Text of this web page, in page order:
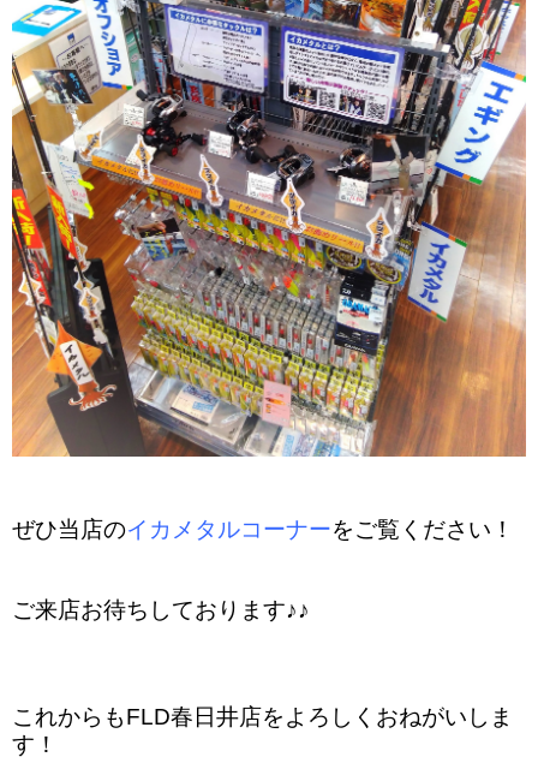
ぜひ当店のイカメタルコーナーをご覧ください！
ご来店お待ちしております♪♪
これからもFLD春日井店をよろしくおねがいしま
す！